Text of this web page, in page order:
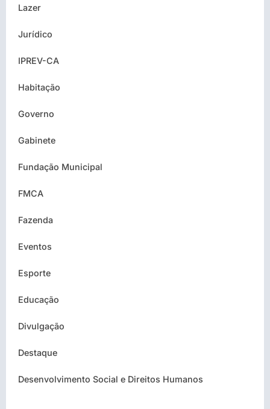
Lazer
Jurídico
IPREV-CA
Habitação
Governo
Gabinete
Fundação Municipal
FMCA
Fazenda
Eventos
Esporte
Educação
Divulgação
Destaque
Desenvolvimento Social e Direitos Humanos